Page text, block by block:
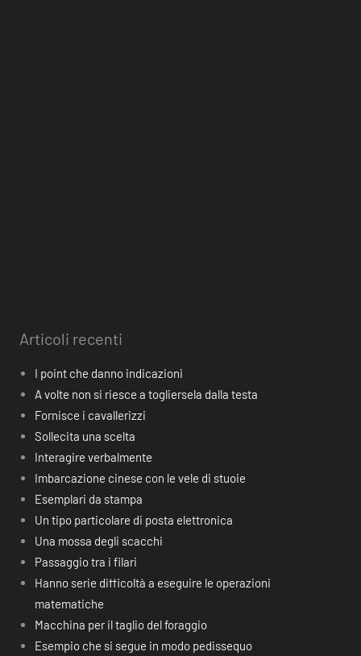
Articoli recenti
I point che danno indicazioni
A volte non si riesce a togliersela dalla testa
Fornisce i cavallerizzi
Sollecita una scelta
Interagire verbalmente
Imbarcazione cinese con le vele di stuoie
Esemplari da stampa
Un tipo particolare di posta elettronica
Una mossa degli scacchi
Passaggio tra i filari
Hanno serie difficoltà a eseguire le operazioni
matematiche
Macchina per il taglio del foraggio
Esempio che si segue in modo pedissequo